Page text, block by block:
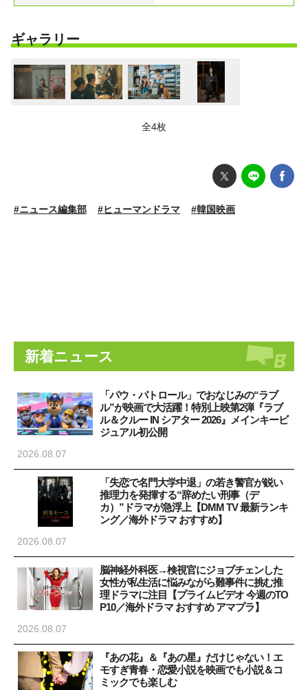
ギャラリー
全4枚
#ニュース編集部 #ヒューマンドラマ #韓国映画
新着ニュース
「パウ・パトロール」でおなじみの“ラブ
ル”が映画で大活躍！特別上映第2弾『ラブ
ル＆クルー IN シアター 2026』メインキービ
ジュアル初公開
2026.08.07
「失恋で名門大学中退」の若き警官が鋭い
推理力を発揮する“辞めたい刑事（デ
カ）”ドラマが急浮上【DMM TV 最新ランキ
ング／海外ドラマ おすすめ】
2026.08.07
脳神経外科医→検視官にジョブチェンした
女性が私生活に悩みながら難事件に挑む推
理ドラマに注目【プライムビデオ 今週のTO
P10／海外ドラマ おすすめ アマプラ】
2026.08.07
『あの花』＆『あの星』だけじゃない！エ
モすぎ青春・恋愛小説を映画でも小説＆コ
ミックでも楽しむ